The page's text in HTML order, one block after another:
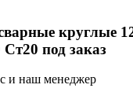
круглые
под заказ
и наш менеджер